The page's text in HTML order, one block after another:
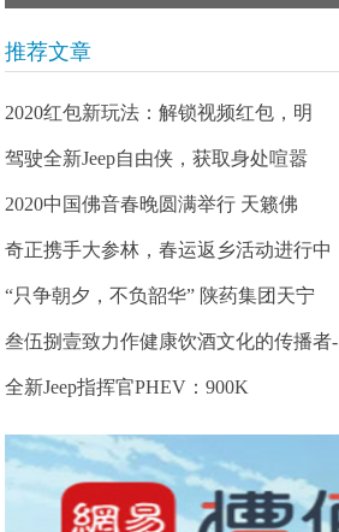
推荐文章
2020红包新玩法：解锁视频红包，明
驾驶全新Jeep自由侠，获取身处喧嚣
2020中国佛音春晚圆满举行 天籁佛
奇正携手大参林，春运返乡活动进行中
“只争朝夕，不负韶华” 陕药集团天宁
叁伍捌壹致力作健康饮酒文化的传播者-
全新Jeep指挥官PHEV：900K